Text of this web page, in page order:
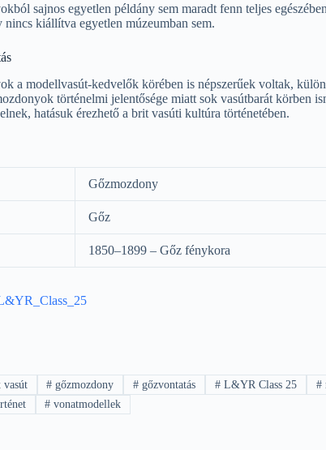
sajnos egyetlen példány sem maradt fenn teljes
kiállítva egyetlen múzeumban sem.
a modellvasút-kedvelők körében is népszerűek voltak,
történelmi jelentősége miatt sok vasútbarát körben
hatásuk érezhető a brit vasúti kultúra történetében.
Gőzmozdony
Gőz
1850–1899 – Gőz fénykora
# gőzmozdony # gőzvontatás # L&YR Class 25 #
# vonatmodellek